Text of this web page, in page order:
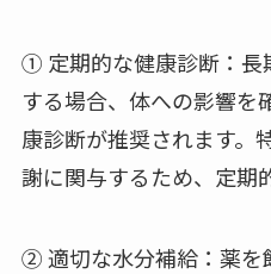
① 定期的な健康診断：長
する場合、体への影響を
康診断が推奨されます。
謝に関与するため、定期
② 適切な水分補給：薬を